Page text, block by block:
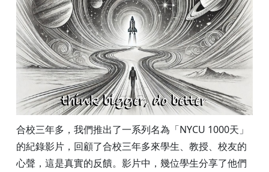
合校三年多，我們推出了一系列名為「NYCU 1000天」
的紀錄影片，回顧了合校三年多來學生、教授、校友的
心聲，這是真實的反饋。影片中，幾位學生分享了他們